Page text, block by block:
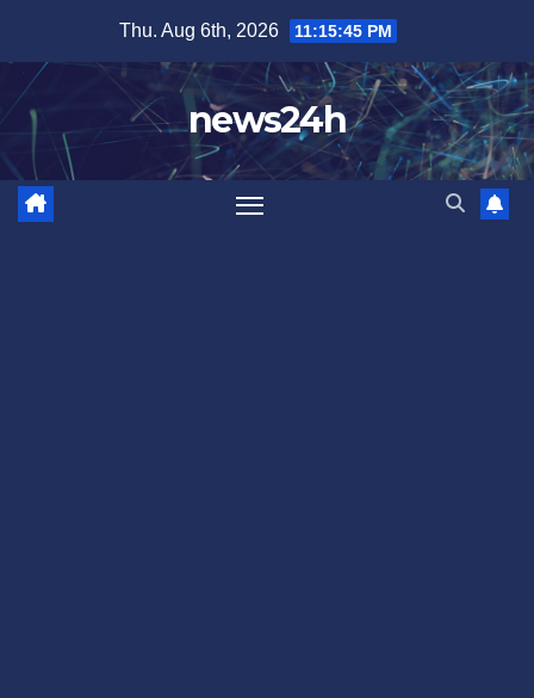
content
Thu. Aug 6th, 2026 11:15:47 PM
news24h